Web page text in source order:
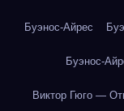
Буэнос-Айрес
Буэнос-
Виктор Гюго —